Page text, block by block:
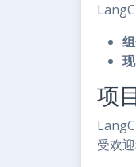
项
受欢